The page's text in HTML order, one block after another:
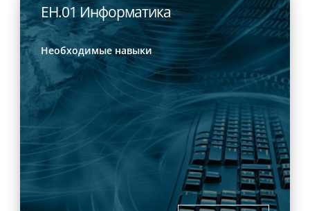
ЕН.01 Информатика
Необходимые навыки